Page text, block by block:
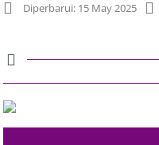
Diperbarui: 15 May 2025